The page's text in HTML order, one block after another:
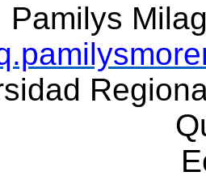
Pamilys